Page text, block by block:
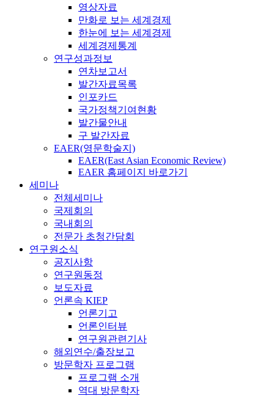
영상자료
만화로 보는 세계경제
한눈에 보는 세계경제
세계경제통계
연구성과정보
연차보고서
발간자료목록
인포카드
국가정책기여현황
발간물안내
구 발간자료
EAER(영문학술지)
EAER(East Asian Economic Review)
EAER 홈페이지 바로가기
세미나
전체세미나
국제회의
국내회의
전문가 초청간담회
연구원소식
공지사항
연구원동정
보도자료
언론속 KIEP
언론기고
언론인터뷰
연구원관련기사
해외연수/출장보고
방문학자 프로그램
프로그램 소개
역대 방문학자